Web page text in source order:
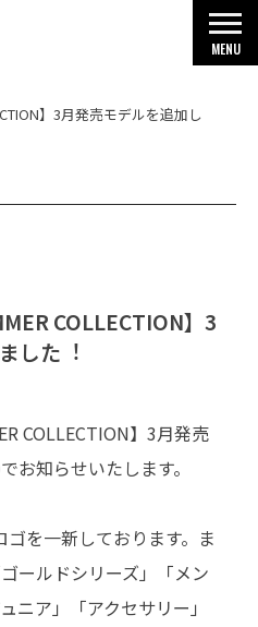
MENU
】3⽉発売モデルを追加し
COLLECTION】3
した︕
COLLECTION】3月発売
お知らせいたします。
を⼀新しております。ま
ールドシリーズ」「メン
ニア」「アクセサリー」